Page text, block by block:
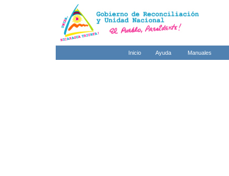
Inicio Ayuda Manuales